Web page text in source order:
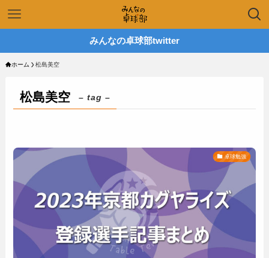
みんなの卓球部twitter
ホーム 松島美空
松島美空 – tag –
卓球勉強